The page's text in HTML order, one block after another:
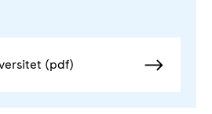
(pdf)